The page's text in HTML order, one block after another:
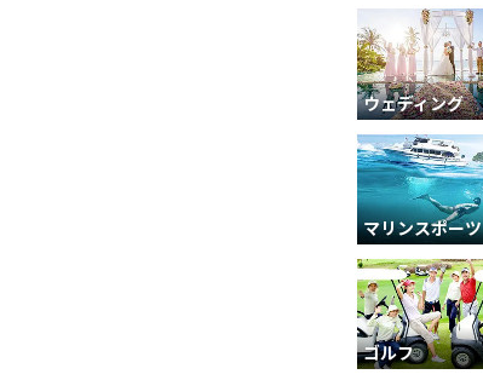
ウェディング
マリンスポーツ
ゴルフ